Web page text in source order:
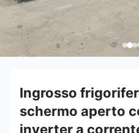
Ingrosso
schermo aperto
inverter a